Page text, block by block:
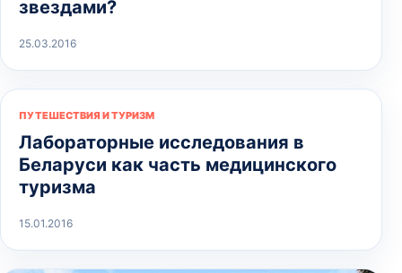
звездами?
25.03.2016
ПУТЕШЕСТВИЯ И ТУРИЗМ
Лабораторные исследования в
Беларуси как часть медицинского
туризма
15.01.2016